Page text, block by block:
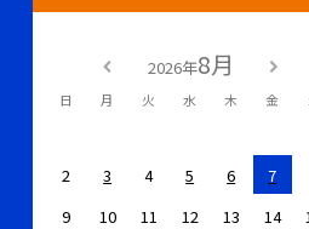
2026年8月
日 月 火 水 木 金
2
3 4 5 6 7
9
10 11 12 13 14